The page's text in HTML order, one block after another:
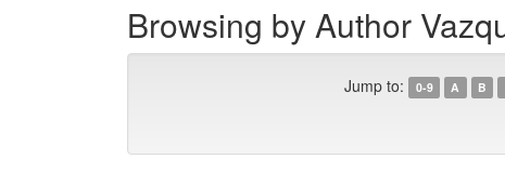
Browsing by Author
Jump to: 0-9 A B